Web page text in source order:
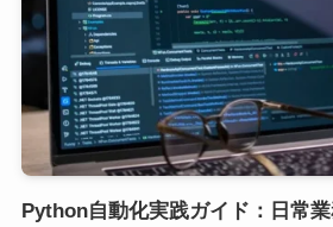
Python自動化実践ガイド：日常